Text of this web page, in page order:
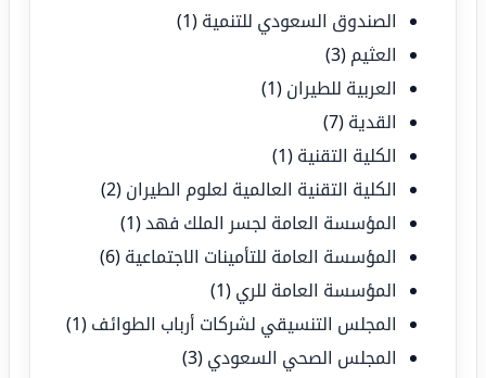
الصندوق السعودي للتنمية (1)
العثيم (3)
العربية للطيران (1)
القدية (7)
الكلية التقنية (1)
الكلية التقنية العالمية لعلوم الطيران (2)
المؤسسة العامة لجسر الملك فهد(1)
المؤسسة العامة للتأمينات الاجتماعية (6)
المؤسسة العامة للري (1)
المجلس التنسيقي لشركات أرباب الطوائف (1)
المجلس الصحي السعودي (3)